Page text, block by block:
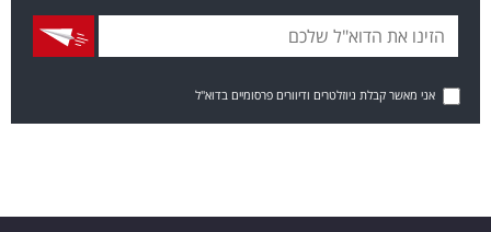
אני מאשר קבלת ניוזלטרים ודיוורים פרסומיים בדוא"ל